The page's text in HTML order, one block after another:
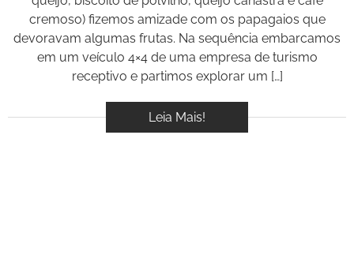
cremoso) fizemos amizade com os papagaios que
devoravam algumas frutas. Na sequência embarcamos
em um veículo 4×4 de uma empresa de turismo
receptivo e partimos explorar um […]
Leia Mais!